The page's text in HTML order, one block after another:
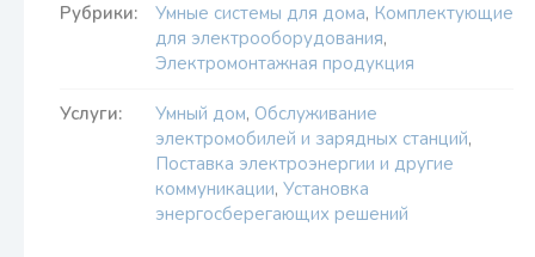
Рубрики: Умные системы для дома, Комплектующие
для электрооборудования,
Электромонтажная продукция
Услуги: Умный дом, Обслуживание
электромобилей и зарядных станций,
Поставка электроэнергии и другие
коммуникации, Установка
энергосберегающих решений